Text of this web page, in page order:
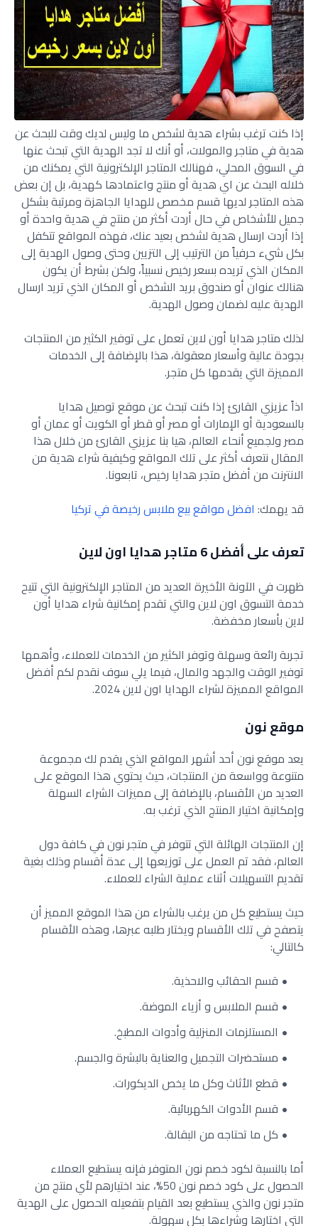
إذا كنت ترغب بشراء هدية لشخص ما وليس لديك وقت للبحث عن
هدية في متاجر والمولات، أو أنك لا تجد الهدية التي تبحث عنها
في السوق المحلي، فهنالك المتاجر الإلكترونية التي يمكنك من
خلاله البحث عن اي هدية أو منتج واعتمادها كهدية، بل إن بعض
هذه المتاجر لديها قسم مخصص للهدايا الجاهزة ومرتبة بشكل
جميل للأشخاص في حال أردت أكثر من منتج في هدية واحدة أو
إذا أردت ارسال هدية لشخص بعيد عنك، فهذه المواقع تتكفل
بكل شيء حرفياً من الترتيب إلى التزيين وحتى وصول الهدية إلى
المكان الذي تريده بسعر رخيص نسبياً، ولكن بشرط أن يكون
هنالك عنوان أو صندوق بريد الشخص أو المكان الذي تريد ارسال
الهدية عليه لضمان وصول الهدية.
لذلك متاجر هدايا أون لاين تعمل على توفير الكثير من المنتجات
بجودة عالية وأسعار معقولة، هذا بالإضافة إلى الخدمات
المميزة التي يقدمها كل متجر.
اذاً عزيزي القارئ إذا كنت تبحث عن موقع توصيل هدايا
بالسعودية أو الإمارات أو مصر أو قطر أو الكويت أو عمان أو
مصر ولجميع أنحاء العالم، هيا بنا عزيزي القارئ من خلال هذا
المقال نتعرف أكثر على تلك المواقع وكيفية شراء هدية من
الانترنت من أفضل متجر هدايا رخيص، تابعونا.
قد يهمك: افضل مواقع بيع ملابس رخيصة في تركيا
تعرف على أفضل 6 متاجر هدايا اون لاين
ظهرت في الآونة الأخيرة العديد من المتاجر الإلكترونية التي تتيح
خدمة التسوق اون لاين والتي تقدم إمكانية شراء هدايا أون
لاين بأسعار مخفضة.
تجربة رائعة وسهلة وتوفر الكثير من الخدمات للعملاء، وأهمها
توفير الوقت والجهد والمال، فيما يلي سوف نقدم لكم أفضل
المواقع المميزة لشراء الهدايا اون لاين 2024.
موقع نون
يعد موقع نون أحد أشهر المواقع الذي يقدم لك مجموعة
متنوعة وواسعة من المنتجات، حيث يحتوي هذا الموقع على
العديد من الأقسام، بالإضافة إلى مميزات الشراء السهلة
وإمكانية اختيار المنتج الذي ترغب به.
إن المنتجات الهائلة التي تتوفر في متجر نون في كافة دول
العالم، فقد تم العمل على توزيعها إلى عدة أقسام وذلك بغية
تقديم التسهيلات أثناء عملية الشراء للعملاء.
حيث يستطيع كل من يرغب بالشراء من هذا الموقع المميز أن
يتصفح في تلك الأقسام ويختار طلبه عبرها، وهذه الأقسام
كالتالي:
قسم الحقائب والاحذية.
قسم الملابس و أزياء الموضة.
المستلزمات المنزلية وأدوات المطبخ.
مستحضرات التجميل والعناية بالبشرة والجسم.
قطع الأثاث وكل ما يخص الديكورات.
قسم الأدوات الكهربائية.
كل ما تحتاجه من البقالة.
أما بالنسبة لكود خصم نون المتوفر فإنه يستطيع العملاء
الحصول على كود خصم نون 50%، عند اختيارهم لأي منتج من
متجر نون والذي يستطيع بعد القيام بتفعيله الحصول على الهدية
التي اختارها وشراءها بكل سهولة.